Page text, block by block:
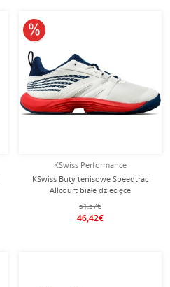
KSwiss Performance
KSwiss Buty tenisowe Speedtrac
Allcourt białe dziecięce
51,57€
46,42€
10% obniżone